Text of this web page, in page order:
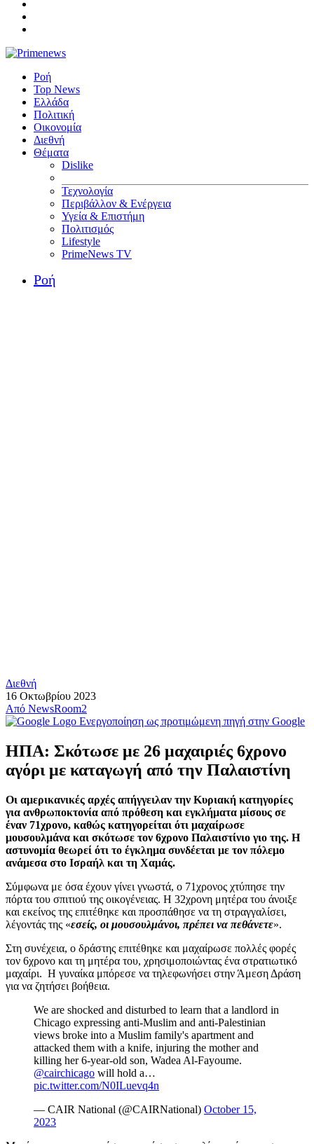
Ροή
Top News
Ελλάδα
Πολιτική
Οικονομία
Διεθνή
Θέματα
Dislike
Τεχνολογία
Περιβάλλον & Ενέργεια
Υγεία & Επιστήμη
Πολιτισμός
Lifestyle
PrimeNews TV
Ροή
Διεθνή
16 Οκτωβρίου 2023
Από NewsRoom2
Ενεργοποίηση ως προτιμώμενη πηγή στην Google
ΗΠΑ: Σκότωσε με 26 μαχαιριές 6χρονο
αγόρι με καταγωγή από την Παλαιστίνη
Οι αμερικανικές αρχές απήγγειλαν την Κυριακή κατηγορίες
για ανθρωποκτονία από πρόθεση και εγκλήματα μίσους σε
έναν 71χρονο, καθώς κατηγορείται ότι μαχαίρωσε
μουσουλμάνα και σκότωσε τον 6χρονο Παλαιστίνιο γιο της. Η
αστυνομία θεωρεί ότι το έγκλημα συνδέεται με τον πόλεμο
ανάμεσα στο Ισραήλ και τη Χαμάς.
Σύμφωνα με όσα έχουν γίνει γνωστά, ο 71χρονος χτύπησε την
πόρτα του σπιτιού της οικογένειας. Η 32χρονη μητέρα του άνοιξε
και εκείνος της επιτέθηκε και προσπάθησε να τη στραγγαλίσει,
λέγοντάς της «εσείς, οι μουσουλμάνοι, πρέπει να πεθάνετε».
Στη συνέχεια, ο δράστης επιτέθηκε και μαχαίρωσε πολλές φορές
τον 6χρονο και τη μητέρα του, χρησιμοποιώντας ένα στρατιωτικό
μαχαίρι. Η γυναίκα μπόρεσε να τηλεφωνήσει στην Άμεση Δράση
για να ζητήσει βοήθεια.
We are shocked and disturbed to learn that a landlord in
Chicago expressing anti-Muslim and anti-Palestinian
views broke into a Muslim family's apartment and
attacked them with a knife, injuring the mother and
killing her 6-year-old son, Wadea Al-Fayoume.
@cairchicago will hold a…
pic.twitter.com/N0ILuevq4n
— CAIR National (@CAIRNational) October 15,
2023